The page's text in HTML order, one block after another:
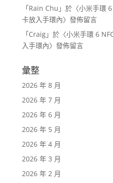
「Rain Chu 」於〈小米手環
卡放入手環內〉發佈留言
「Craig」於〈小米手環 6
入手環內〉發佈留言
彙整
2026 年 8 月
2026 年 7 月
2026 年 6 月
2026 年 5 月
2026 年 4 月
2026 年 3 月
2026 年 2 月